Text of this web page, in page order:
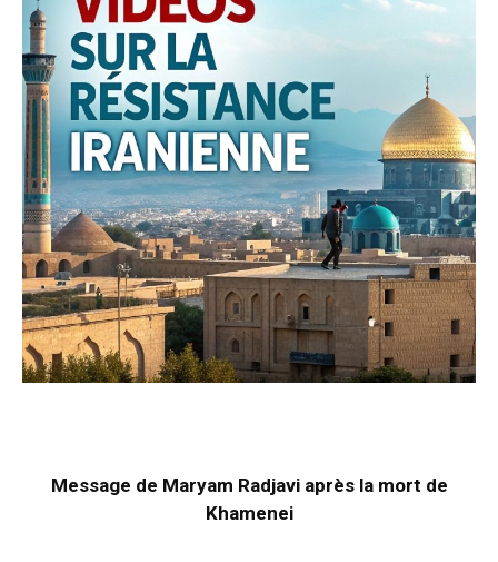
Message de Maryam Radjavi après la mort de
Khamenei